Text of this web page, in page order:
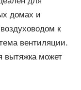
домах и
к
вентиляции.
вытяжка может